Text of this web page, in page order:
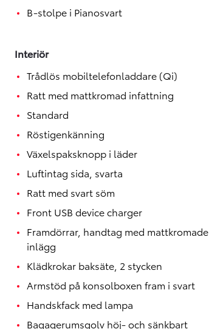
B-stolpe i Pianosvart
Interiör
Trådlös mobiltelefonladdare (Qi)
Ratt med mattkromad infattning
Standard
Röstigenkänning
Växelspaksknopp i läder
Luftintag sida, svarta
Ratt med svart söm
Front USB device charger
Framdörrar, handtag med mattkromade
inlägg
Klädkrokar baksäte, 2 stycken
Armstöd på konsolboxen fram i svart
Handskfack med lampa
Bagagerumsgolv höj- och sänkbart